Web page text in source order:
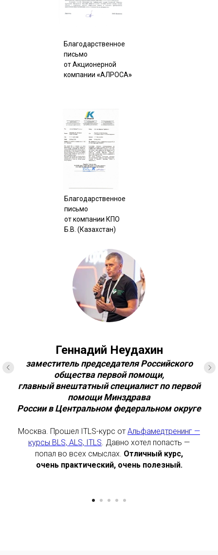
Благодарственное
письмо
от Акционерной
компании «АЛРОСА»
Благодарственное
письмо
от компании КПО
Б.В. (Казахстан)
Геннадий Неудахин
заместитель председателя Российского
общества первой помощи,
главный внештатный специалист по первой
помощи Минздрава
России в Центральном федеральном округе
Москва. Прошел ITLS-курс от Альфамедтренинг —
курсы BLS, ALS, ITLS. Давно хотел попасть —
попал во всех смыслах. Отличный курс,
очень практический, очень полезный.